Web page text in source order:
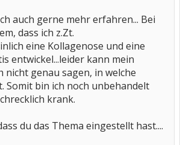
auch gerne mehr erfahren... Bei
dass ich z.Zt.
eine Kollagenose und eine
entwickel...leider kann mein
nicht genau sagen, in welche
Somit bin ich noch unbehandelt
krank.
du das Thema eingestellt hast....